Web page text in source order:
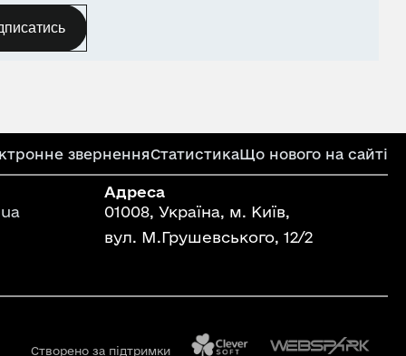
зверненняСтатистикаЩо нового на сайті
Адреса
01008, Україна, м. Київ,
вул. М.Грушевського, 12/2
Створено за підтримки